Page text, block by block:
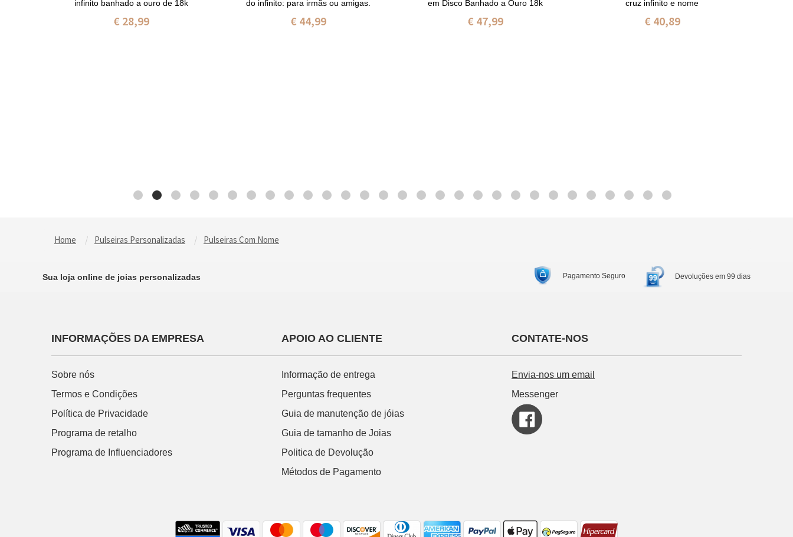
infinito banhado a ouro de 18k
€ 28,99
do infinito: para irmãs ou amigas.
€ 44,99
em Disco Banhado a Ouro 18k
€ 47,99
cruz infinito e nome
€ 40,89
Home Pulseiras Personalizadas Pulseiras Com Nome
Sua loja online de joias personalizadas Pagamento Seguro Devoluções em 99 dias
INFORMAÇÕES DA EMPRESA
Sobre nós
Termos e Condições
Política de Privacidade
Programa de retalho
Programa de Influenciadores
APOIO AO CLIENTE
Informação de entrega
Perguntas frequentes
Guia de manutenção de jóias
Guia de tamanho de Joias
Politica de Devolução
Métodos de Pagamento
CONTATE-NOS
Envia-nos um email
Messenger